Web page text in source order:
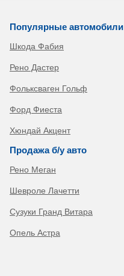
Популярные автомобили
Шкода Фабия
Рено Дастер
Фольксваген Гольф
Форд Фиеста
Хюндай Акцент
Продажа б/у авто
Рено Меган
Шевроле Лачетти
Сузуки Гранд Витара
Опель Астра